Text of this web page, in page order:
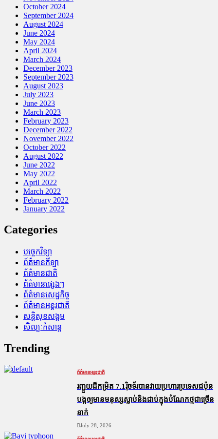
October 2024
September 2024
August 2024
June 2024
May 2024
April 2024
March 2024
December 2023
September 2023
August 2023
July 2023
June 2023
March 2023
February 2023
December 2022
November 2022
October 2022
August 2022
June 2022
May 2022
April 2022
March 2022
February 2022
January 2022
Categories
បច្ចេកវិទ្យា
ព័ត៌មានកីឡា
ព័ត៌មានជាតិ
ព័ត៌មានផ្សេងៗ
ព័ត៌មានសេដ្ឋកិច្ច
ព័ត៌មានអន្តរជាតិ
សន្តិសុខសង្គម
សិល្បៈកំសាន្ត
Trending
ព័ត៌មានអន្តរជាតិ
រញ្ជួយដីកម្រិត​ 7.1រ៉ិចទ័របានវាយប្រហារប្រទេសជប៉ុន
បង្កឲ្យមានមនុស្សស្លាប់​និង​ជាប់ក្នុងបំណែកថ្មជាច្រើន
នាក់
July 28, 2026